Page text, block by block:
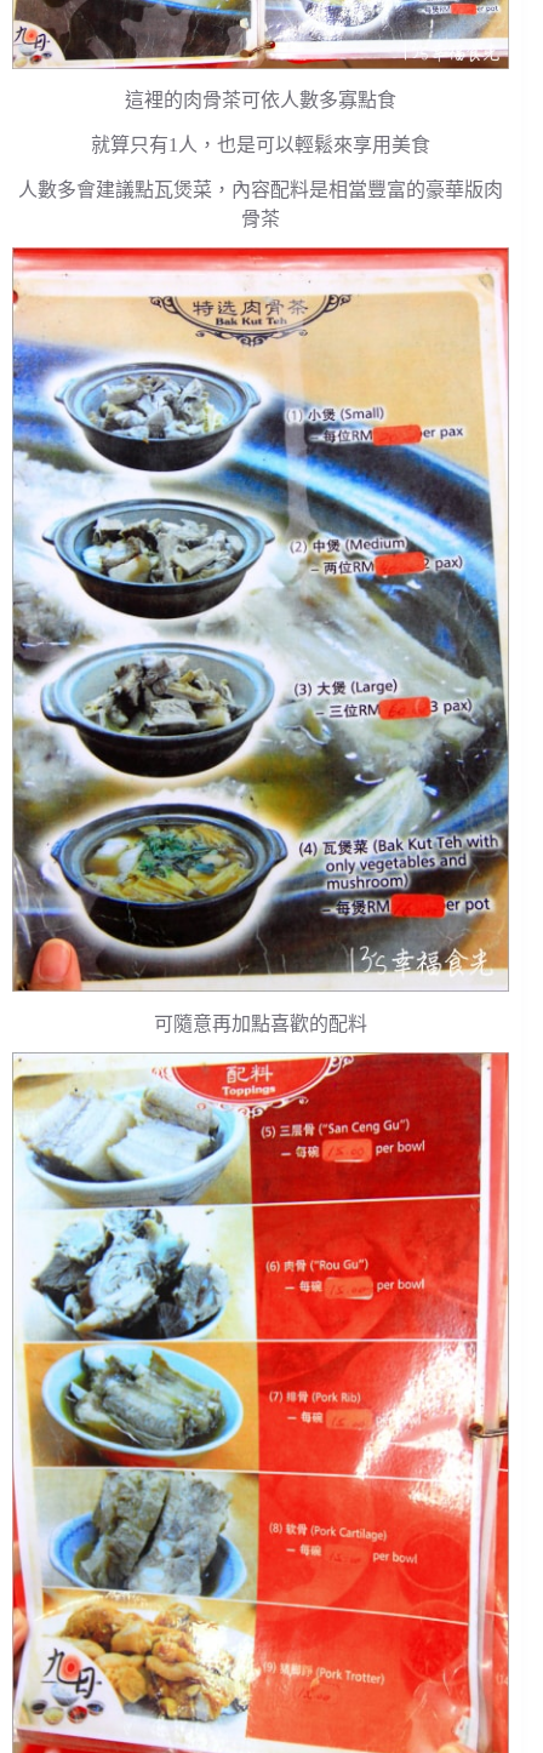
這裡的肉骨茶可依人數多寡點食
就算只有1人，也是可以輕鬆來享用美食
人數多會建議點瓦煲菜，內容配料是相當豐富的豪華版肉
骨茶
可隨意再加點喜歡的配料